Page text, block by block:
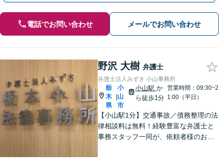
電話でお問い合わせ メールでお問い合わせ
野沢 大樹 弁護士
弁護士法人みずき 小山事務所
栃
木
県
|
小
山
市
小山駅 か
ら徒歩1分
営業時間：09:30~2
1:00（平日）
【小山駅1分】交通事故／債務整理の法
律相談料は無料！経験豊富な弁護士と
事務スタッフ一同が、依頼者様のお悩